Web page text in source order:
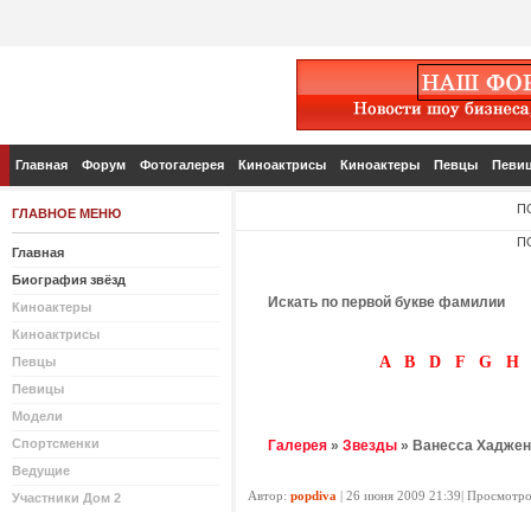
Главная Форум Фотогалерея Киноактрисы Киноактеры Певцы
ГЛАВНОЕ МЕНЮ
Главная
Биография звёзд
Киноактеры
Киноактрисы
Певцы
Певицы
Модели
Спортсменки
Ведущие
Участники Дом 2
Искать по первой букве фамилии
A B D F G H
Галерея » Звезды » Ванесса
Автор: popdiva | 26 июня 2009 21:39|